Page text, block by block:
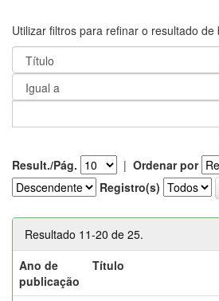
Utilizar filtros para refinar o resultado de
Result./Pág. | Ordenar por
Registro(s)
Resultado 11-20 de 25.
Ano de
publicação
Título